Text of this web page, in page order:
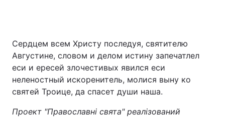
Сердцем всем Христу последуя, святителю
Августине, словом и делом истину запечатлел
еси и ересей злочестивых явился еси
неленостный искоренитель, молися выну ко
святей Троице, да спасет души наша.
Проект "Православні свята" реалізований